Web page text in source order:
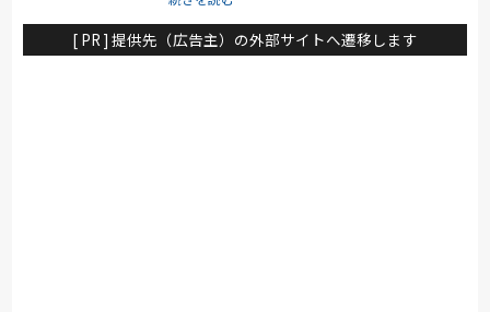
[ PR ] 提供先（広告主）の外部サイトへ遷移します